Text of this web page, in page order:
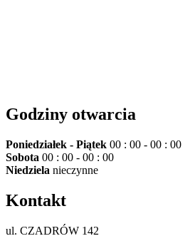
Godziny otwarcia
Poniedziałek - Piątek 00 : 00 - 00 : 00
Sobota 00 : 00 - 00 : 00
Niedziela nieczynne
Kontakt
ul. CZADRÓW 142